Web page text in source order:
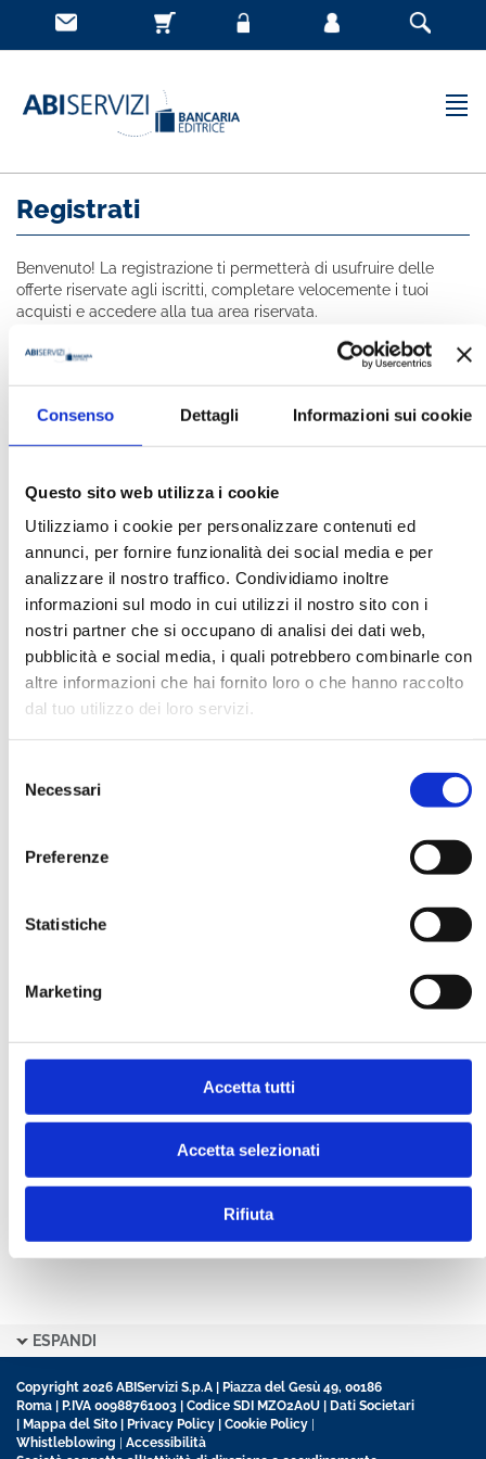
Consenso Dettagli Informazioni sui cookie
Questo sito web utilizza i cookie
Utilizziamo i cookie per personalizzare contenuti ed
annunci, per fornire funzionalità dei social media e per
analizzare il nostro traffico. Condividiamo inoltre
informazioni sul modo in cui utilizzi il nostro sito con i
nostri partner che si occupano di analisi dei dati web,
pubblicità e social media, i quali potrebbero combinarle con
altre informazioni che hai fornito loro o che hanno raccolto
dal tuo utilizzo dei loro servizi.
delNecessari
Preferenze
Statistiche
Marketing
Accetta tutti
Accetta selezionati
Rifiuta
Registrati
Benvenuto! La registrazione ti permetterà di usufruire delle
offerte riservate agli iscritti, completare velocemente i tuoi
acquisti e accedere alla tua area riservata.
Tutti i campi indicati con * sono obbligatori
DATA DI NASCITA *
E-MAIL *
AZIENDA
FUNZIONE AZIENDALE
Ho letto e accetto l’informativa sulla
Ho preso visione delleCondizioni Generalidi
contratto disciplinanti il sito
ESPANDI
Copyright 2026 ABIServizi S.p.A | Piazza del Gesù 49, 00186
Roma | P.IVA 00988761003 | Codice SDI MZO2A0U | Dati Societari
| Mappa del Sito | Privacy Policy | Cookie Policy |
Whistleblowing | Accessibilità